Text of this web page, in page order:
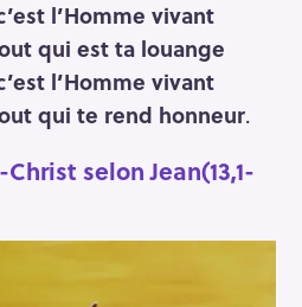
l’Homme vivant
qui est ta louange
l’Homme vivant
qui te rend honneur.
selon Jean(13,1-